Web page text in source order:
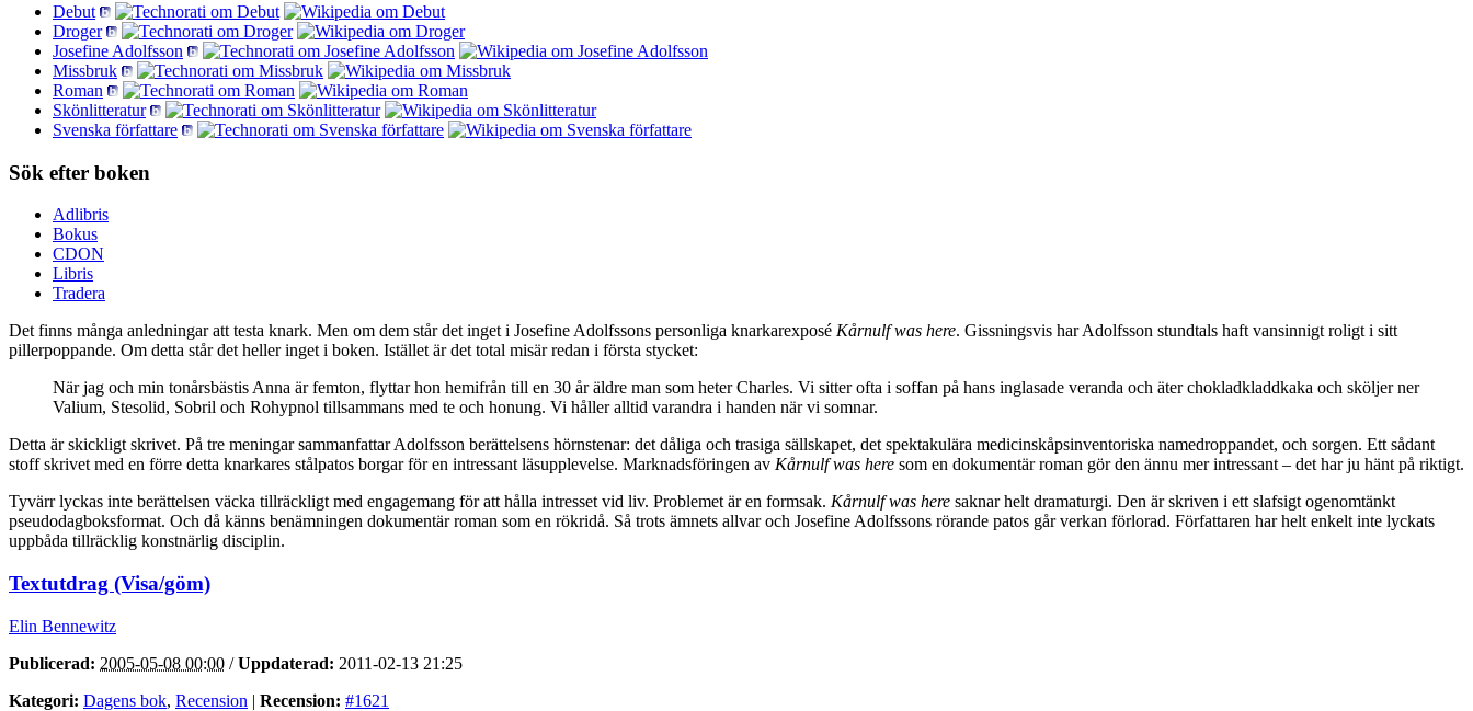
Debut
Droger
Josefine Adolfsson
Missbruk
Roman
Skönlitteratur
Svenska författare
Sök efter boken
Adlibris
Bokus
CDON
Libris
Tradera
Det finns många anledningar att testa knark. Men om dem står det inget i Josefine Adolfssons personliga knarkarexposé Kårnulf was here. Gissningsvis har Adolfsson stundtals haft vansinnigt roligt i sitt
pillerpoppande. Om detta står det heller inget i boken. Istället är det total misär redan i första stycket:
När jag och min tonårsbästis Anna är femton, flyttar hon hemifrån till en 30 år äldre man som heter Charles. Vi sitter ofta i soffan på hans inglasade veranda och äter chokladkladdkaka och sköljer ner
Valium, Stesolid, Sobril och Rohypnol tillsammans med te och honung. Vi håller alltid varandra i handen när vi somnar.
Detta är skickligt skrivet. På tre meningar sammanfattar Adolfsson berättelsens hörnstenar: det dåliga och trasiga sällskapet, det spektakulära medicinskåpsinventoriska namedroppandet, och sorgen. Ett sådant
stoff skrivet med en förre detta knarkares stålpatos borgar för en intressant läsupplevelse. Marknadsföringen av Kårnulf was here som en dokumentär roman gör den ännu mer intressant – det har ju hänt på riktigt.
Tyvärr lyckas inte berättelsen väcka tillräckligt med engagemang för att hålla intresset vid liv. Problemet är en formsak. Kårnulf was here saknar helt dramaturgi. Den är skriven i ett slafsigt ogenomtänkt
pseudodagboksformat. Och då känns benämningen dokumentär roman som en rökridå. Så trots ämnets allvar och Josefine Adolfssons rörande patos går verkan förlorad. Författaren har helt enkelt inte lyckats
uppbåda tillräcklig konstnärlig disciplin.
Textutdrag (Visa/göm)
Elin Bennewitz
Publicerad: 2005-05-08 00:00 /Uppdaterad: 2011-02-13 21:25
Kategori: Dagens bok, Recension | Recension: #1621